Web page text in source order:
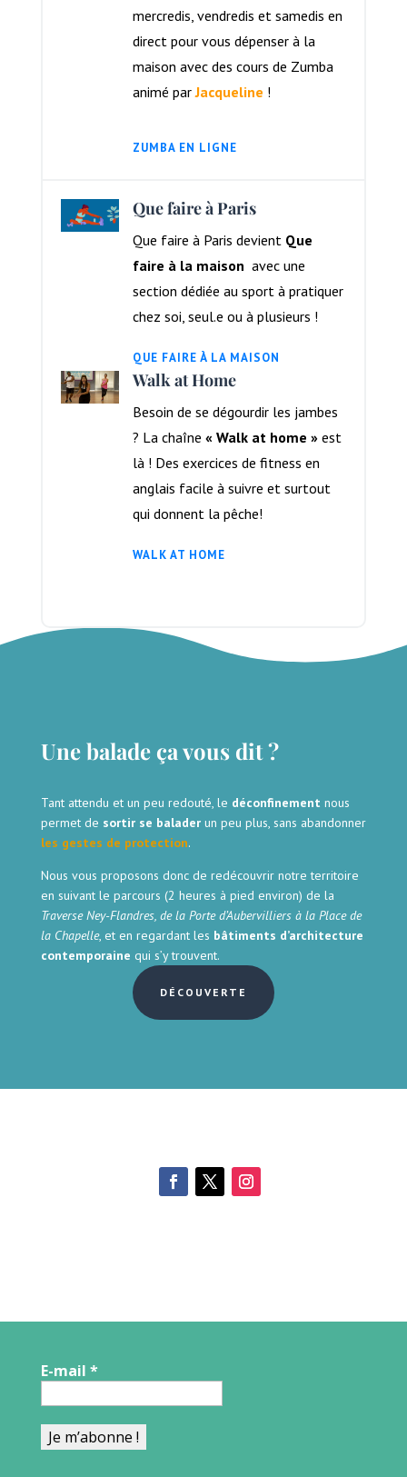
mercredis, vendredis et samedis en
direct pour vous dépenser à la
maison avec des cours de Zumba
animé parJacqueline !
ZUMBA EN LIGNE
Que faire à Paris
Que faire à Paris devient Que
faire à la maison avec une
section dédiée au sport à pratiquer
chez soi, seul.e ou à plusieurs !
QUE FAIRE À LA MAISON
Walk at Home
Besoin de se dégourdir les jambes
? La chaîne « Walk at home »est
là ! Des exercices de fitness en
anglais facile à suivre et surtout
qui donnent la pêche!
WALK AT HOME
Une balade ça vous dit ?
Tant attendu et un peu redouté, le déconfinement nous
permet de sortir se baladerun peu plus, sans abandonner
les gestes de protection.
Nous vous proposons donc de redécouvrir notre territoire
en suivant le parcours (2 heures à pied environ) de la
Traverse Ney-Flandres, de la Porte d’Aubervilliers à la Place de
la Chapelle, et en regardant les bâtiments d’architecture
contemporaine qui s’y trouvent.
DÉCOUVERTE
E-mail *